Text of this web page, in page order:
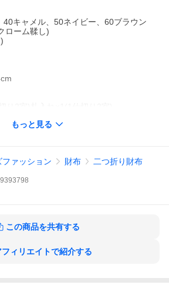
キャメル、50ネイビー、60ブラウン
ローム鞣し)
もっと見る
ファッション 財布 二つ折り財布
この商品を共有する
フィリエイトで紹介する